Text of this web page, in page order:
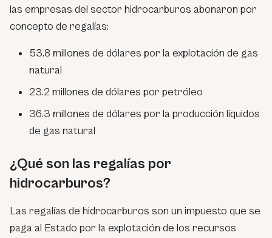
las empresas del sector hidrocarburos abonaron por
concepto de regalías:
53.8 millones de dólares por la explotación de gas
natural
23.2 millones de dólares por petróleo
36.3 millones de dólares por la producción líquidos
de gas natural
¿Qué son las regalías por
hidrocarburos?
Las regalías de hidrocarburos son un impuesto que se
paga al Estado por la explotación de los recursos